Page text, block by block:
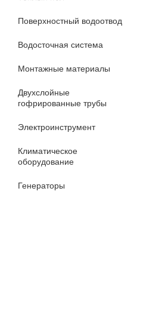
Поверхностный водоотвод
Водосточная система
Монтажные материалы
Двухслойные
гофрированные трубы
Электроинструмент
Климатическое
оборудование
Генераторы